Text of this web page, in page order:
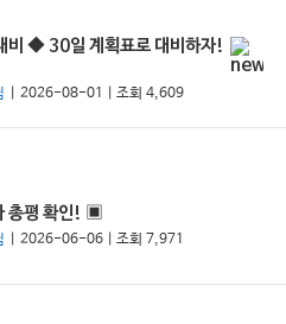
비 ◆ 30일 계획표로 대비하자!
| 2026-08-01 | 조회 4,609
총평 확인! ▣
| 2026-06-06 | 조회 7,971